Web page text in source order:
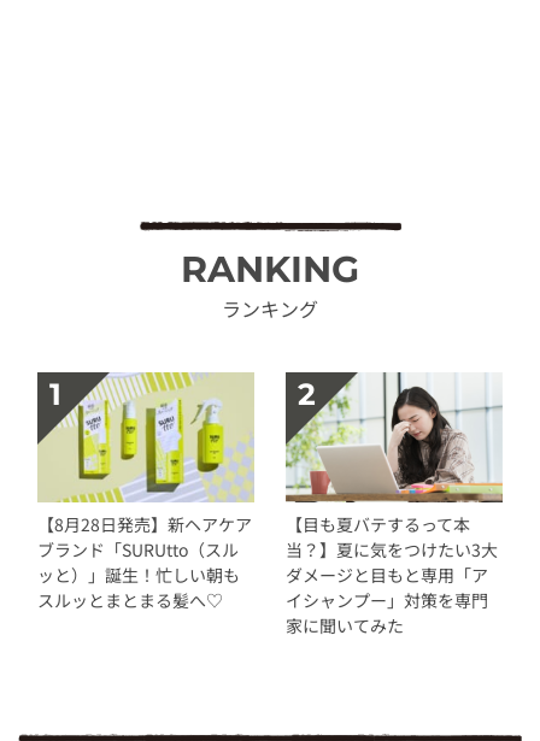
RANKING
ランキング
【8月28日発売】新ヘアケア
ブランド「SURUtto（スル
ッと）」誕生！忙しい朝も
スルッとまとまる髪へ♡
【目も夏バテするって本
当？】夏に気をつけたい3大
ダメージと目もと専用「ア
イシャンプー」対策を専門
家に聞いてみた